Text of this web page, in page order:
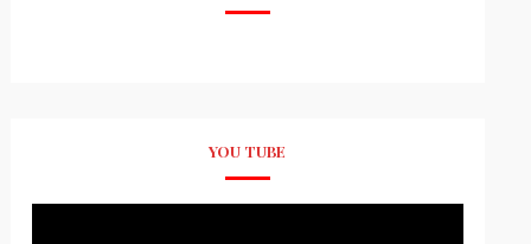
YOU TUBE